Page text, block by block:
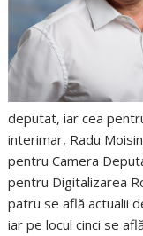
deputat, iar cea
interimar, Radu
pentru Camera
pentru Digitalizarea
patru se află actualii
iar pe locul cinci se